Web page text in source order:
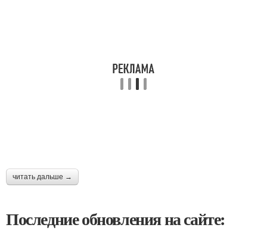
читать дальше →
Последние обновления на сайте: